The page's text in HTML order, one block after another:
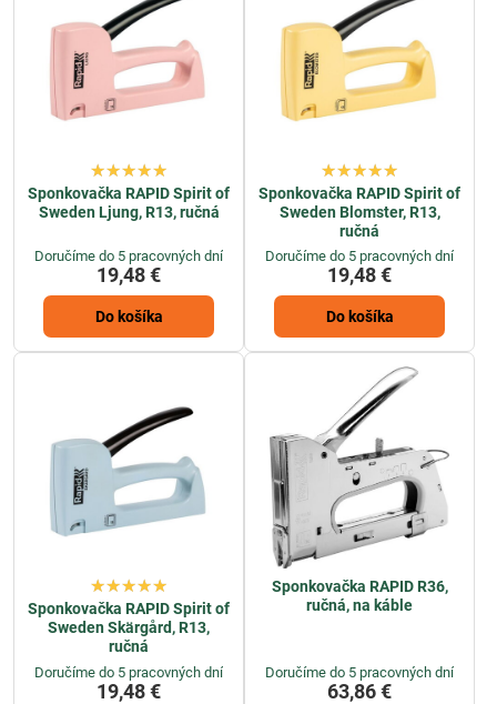
Sponkovačka RAPID Spirit of
Sweden Ljung, R13, ručná
Doručíme do 5 pracovných dní
19,48 €
Do košíka
Sponkovačka RAPID Spirit of
Sweden Blomster, R13,
ručná
Doručíme do 5 pracovných dní
19,48 €
Do košíka
Sponkovačka RAPID Spirit of
Sweden Skärgård, R13,
ručná
Doručíme do 5 pracovných dní
19,48 €
Sponkovačka RAPID R36,
ručná, na káble
Doručíme do 5 pracovných dní
63,86 €